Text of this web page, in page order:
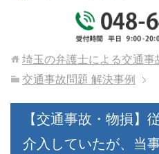
埼玉の弁護士による交通事
交通事故問題 解決事例
【交通事故・物損】
介入していたが、当